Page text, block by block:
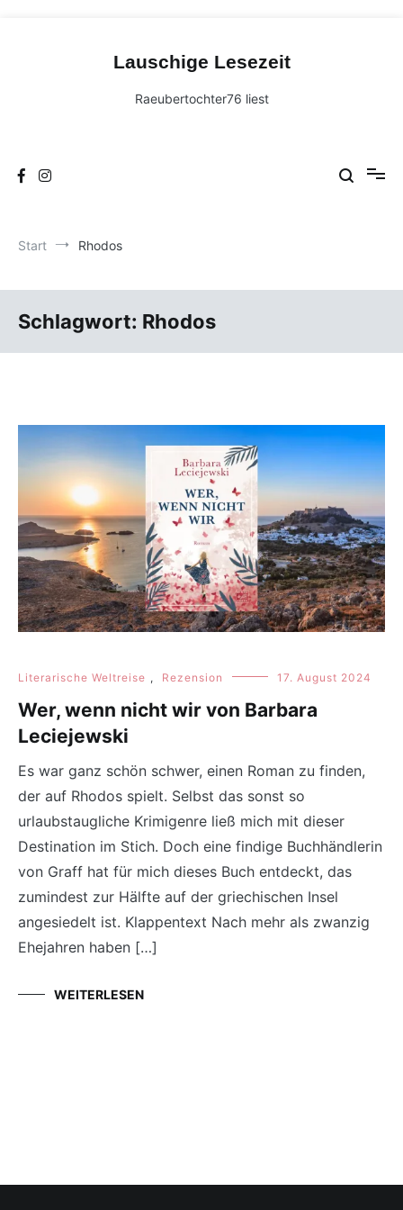
Lauschige Lesezeit
Raeubertochter76 liest
Start Rhodos
Schlagwort: Rhodos
Literarische Weltreise , Rezension 17. August 2024
Wer, wenn nicht wir von Barbara
Leciejewski
Es war ganz schön schwer, einen Roman zu finden,
der auf Rhodos spielt. Selbst das sonst so
urlaubstaugliche Krimigenre ließ mich mit dieser
Destination im Stich. Doch eine findige Buchhändlerin
von Graff hat für mich dieses Buch entdeckt, das
zumindest zur Hälfte auf der griechischen Insel
angesiedelt ist. Klappentext Nach mehr als zwanzig
Ehejahren haben […]
WEITERLESEN